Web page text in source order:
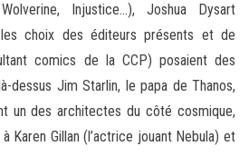
Injustice…), Joshua Dysart
les choix des éditeurs présents et de
comics de la CCP) posaient des
dessus Jim Starlin, le papa de Thanos,
un des architectes du côté cosmique,
Karen Gillan (l’actrice jouant Nebula) et